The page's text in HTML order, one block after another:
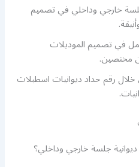
خارجي وداخلي في تصميم
في تصميم الموديلات
مختصين.
خلال رقم حداد ديوانيات اسطبلات
جلسة خارجي وداخلي؟